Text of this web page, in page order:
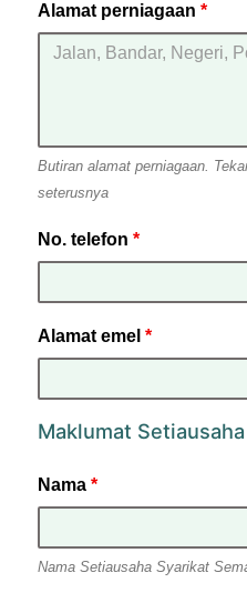
Alamat perniagaan *
Butiran alamat perniagaan.
seterusnya
No. telefon *
Alamat emel *
Maklumat
Nama *
Nama Setiausaha Syarikat